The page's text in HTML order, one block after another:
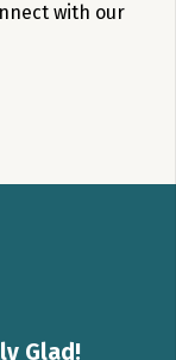
with our
Glad!